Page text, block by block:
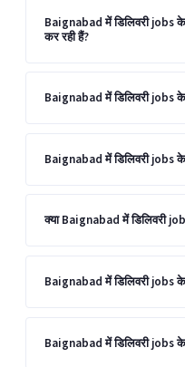
Baignabad में डिलिवरी jobs
कर रही हैं?
Baignabad में डिलिवरी jobs के
Baignabad में डिलिवरी jobs
क्या Baignabad में डिलिवरी
Baignabad में डिलिवरी jobs
Baignabad में डिलिवरी jobs